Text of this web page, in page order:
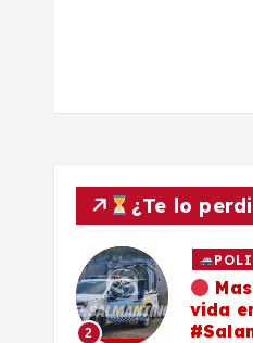
a
a
s
¿Te lo
2
vida